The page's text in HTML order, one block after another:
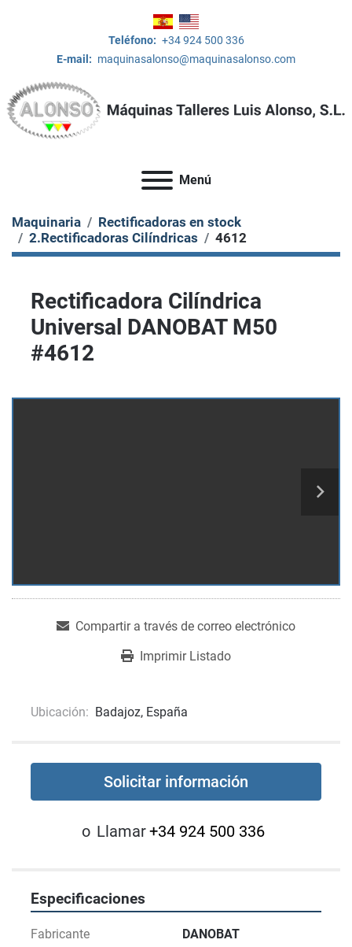
Teléfono: +34 924 500 336
E-mail: maquinasalonso@maquinasalonso.com
Menú
Maquinaria
Rectificadoras en stock
2.Rectificadoras Cilíndricas
4612
Rectificadora Cilíndrica
Universal DANOBAT M50
#4612
Compartir a través de correo electrónico
Imprimir Listado
Ubicación: Badajoz, España
Solicitar información
o Llamar+34 924 500 336
Especificaciones
Fabricante DANOBAT